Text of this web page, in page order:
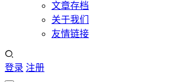
文章存档
关于我们
友情链接
登录 注册